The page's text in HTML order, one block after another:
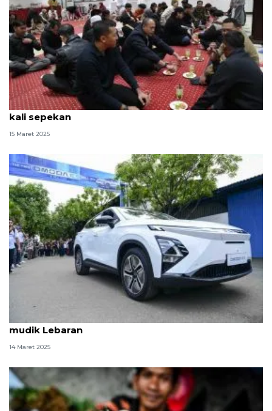
KBRI Beijing gelar buka puasa bersama rutin tiga
kali sepekan
15 Maret 2025
Makin banyak warga Indonesia pakai EV untuk
mudik Lebaran
14 Maret 2025